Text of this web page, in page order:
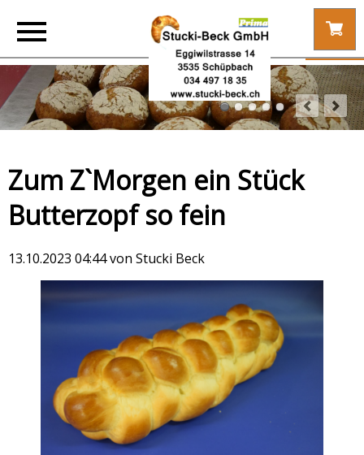
Zum Z`Morgen ein Stück
Butterzopf so fein
13.10.2023 04:44von Stucki Beck